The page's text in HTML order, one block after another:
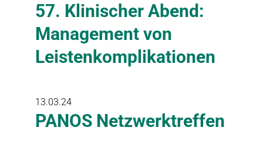
57. Klinischer Abend:
Management von
Leistenkomplikationen
13.03.24
PANOS Netzwerktreffen